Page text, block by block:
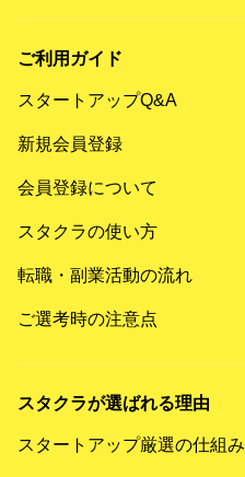
ご利用ガイド
スタートアップQ&A
新規会員登録
会員登録について
スタクラの使い方
転職・副業活動の流れ
ご選考時の注意点
スタクラが選ばれる理由
スタートアップ厳選の仕組み